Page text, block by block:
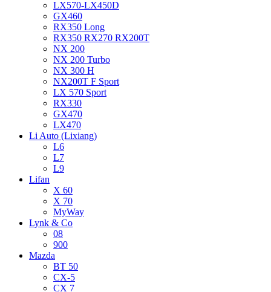
LX570-LX450D
GX460
RX350 Long
RX350 RX270 RX200T
NX 200
NX 200 Turbo
NX 300 H
NX200T F Sport
LX 570 Sport
RX330
GX470
LX470
Li Auto (Lixiang)
L6
L7
L9
Lifan
X 60
X 70
MyWay
Lynk & Co
08
900
Mazda
BT 50
CX-5
CX 7